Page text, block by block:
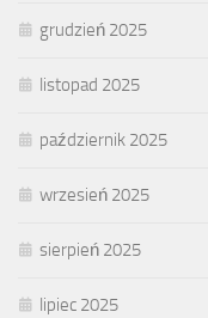
grudzień 2025
listopad 2025
październik 2025
wrzesień 2025
sierpień 2025
lipiec 2025